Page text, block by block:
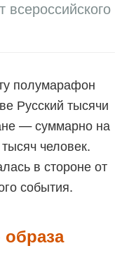
полумарафон
Русский тысячи
— суммарно на
человек.
в стороне от
события.